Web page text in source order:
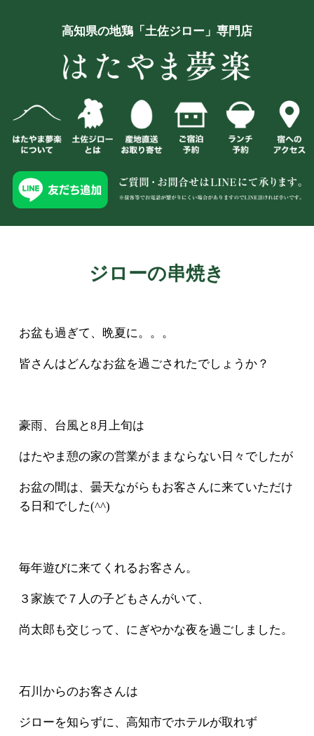
高知県の地鶏「土佐ジロー」専門店
ジローの串焼き
お盆も過ぎて、晩夏に。。。
皆さんはどんなお盆を過ごされたでしょうか？
豪雨、台風と8月上旬は
はたやま憩の家の営業がままならない日々でしたが
お盆の間は、曇天ながらもお客さんに来ていただけ
る日和でした(^^)
毎年遊びに来てくれるお客さん。
３家族で７人の子どもさんがいて、
尚太郎も交じって、にぎやかな夜を過ごしました。
石川からのお客さんは
ジローを知らずに、高知市でホテルが取れず